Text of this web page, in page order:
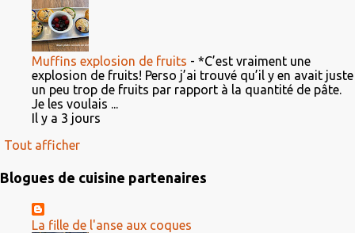
Muffins explosion de fruits - *C’est vraiment une
explosion de fruits! Perso j’ai trouvé qu’il y en avait juste
un peu trop de fruits par rapport à la quantité de pâte.
Je les voulais ...
Il y a 3 jours
Tout afficher
Blogues de cuisine partenaires
La fille de l'anse aux coques